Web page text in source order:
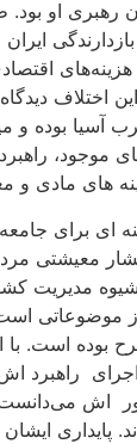
او بود.
هزینه‌های
اختلاف
آسیا بوده و
موجود،
های مادی و
برای جامعه
معیشتی
شیوه مدیریت
موضوعاتی است
بوده است. با
راهبرد
اش می‌دانست،
پایداری